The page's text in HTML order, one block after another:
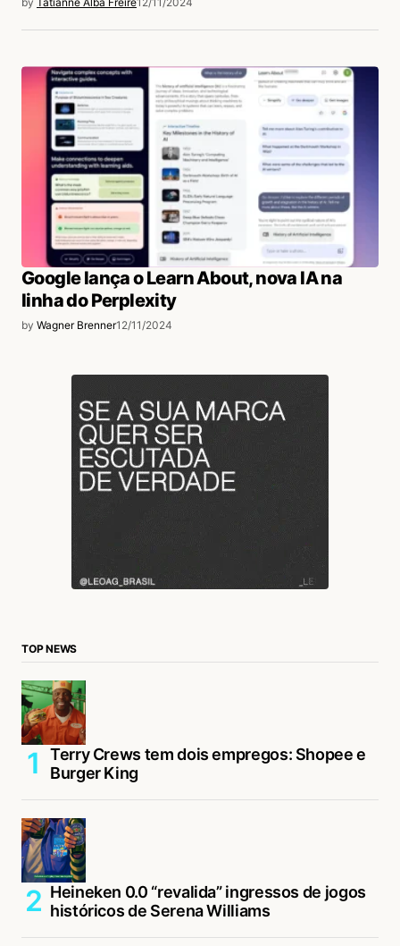
Google lança o Learn About, nova IA na
linha do Perplexity
by Wagner Brenner12/11/2024
TOP NEWS
Terry Crews tem dois empregos: Shopee e
Burger King
Heineken 0.0 “revalida” ingressos de jogos
históricos de Serena Williams